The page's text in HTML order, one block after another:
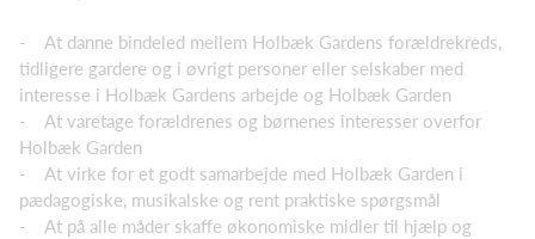
- At danne bindeled mellem Holbæk Gardens forældrekreds,
tidligere gardere og i øvrigt per­soner eller selskaber med
interesse i Holbæk Gardens arbejde og Holbæk Garden
- At varetage forældrenes og børnenes interesser overfor
Holbæk Garden
- At virke for et godt samarbejde med Holbæk Garden i
pædagogiske, musikalske og rent prak­tiske spørgsmål
- At på alle måder skaffe økonomiske midler til hjælp og